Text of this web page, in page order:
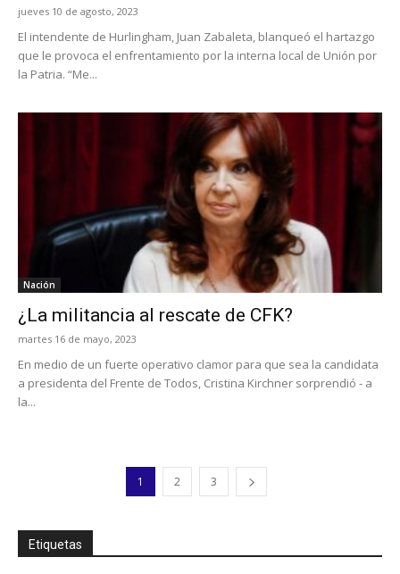
jueves 10 de agosto, 2023
El intendente de Hurlingham, Juan Zabaleta, blanqueó el hartazgo
que le provoca el enfrentamiento por la interna local de Unión por
la Patria. “Me...
Nación
¿La militancia al rescate de CFK?
martes 16 de mayo, 2023
En medio de un fuerte operativo clamor para que sea la candidata
a presidenta del Frente de Todos, Cristina Kirchner sorprendió - a
la...
1 2 3
Etiquetas